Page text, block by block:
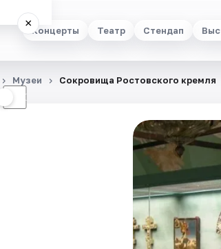
Концерты Театр Стендап
×
☾
Музеи Сокровища Ростовского кремля